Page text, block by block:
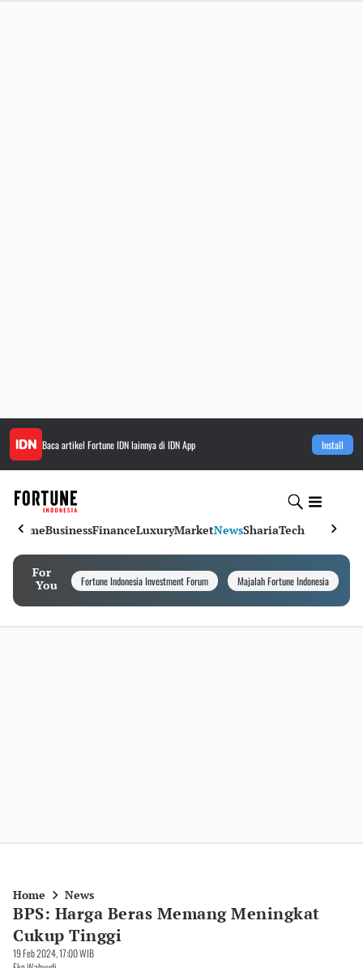
Baca artikel Fortune IDNlainnya di IDN App Install
HomeBusinessFinanceLuxuryMarketNewsShariaTech
For
You
Fortune Indonesia Investment Forum Majalah Fortune Indonesia
Home News
BPS: Harga Beras Memang Meningkat
Cukup Tinggi
19 Feb 2024, 17:00 WIB